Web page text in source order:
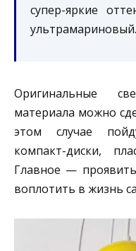
супер-яркие
ультрамариновый.
Оригинальные
материала можно
этом случае
компакт-диски,
Главное —
воплотить в жизнь